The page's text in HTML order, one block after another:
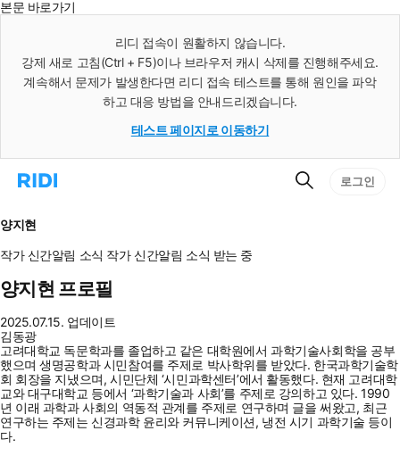
본문 바로가기
리디 접속이 원활하지 않습니다.
강제 새로 고침(Ctrl + F5)이나 브라우저 캐시 삭제를 진행해주세요.
계속해서 문제가 발생한다면 리디 접속 테스트를 통해 원인을 파악
하고 대응 방법을 안내드리겠습니다.
테스트 페이지로 이동하기
리
으
로
이
동
검
로그인
양지현
작가 신간알림 소식 작가 신간알림 소식 받는 중
양지현 프로필
2025.07.15. 업데이트
김동광
고려대학교 독문학과를 졸업하고 같은 대학원에서 과학기술사회학을 공부
했으며 생명공학과 시민참여를 주제로 박사학위를 받았다. 한국과학기술학
회 회장을 지냈으며, 시민단체 ‘시민과학센터’에서 활동했다. 현재 고려대학
교와 대구대학교 등에서 ‘과학기술과 사회’를 주제로 강의하고 있다. 1990
년 이래 과학과 사회의 역동적 관계를 주제로 연구하며 글을 써왔고, 최근
연구하는 주제는 신경과학 윤리와 커뮤니케이션, 냉전 시기 과학기술 등이
다.